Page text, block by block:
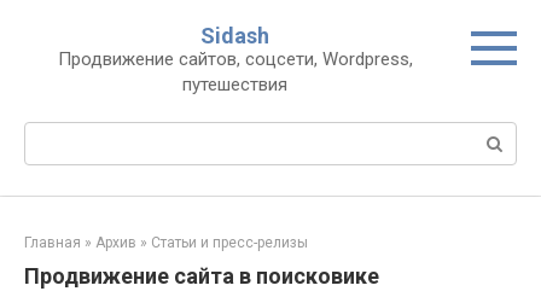
контенту
Sidash
Продвижение сайтов, соцсети, Wordpress,
путешествия
Главная » Архив » Статьи и пресс-релизы
Продвижение сайта в поисковике